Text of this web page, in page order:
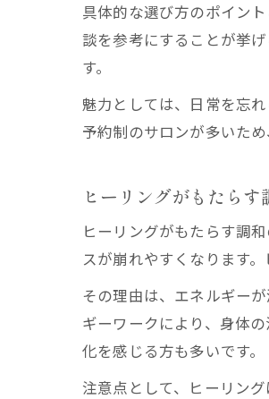
具体的な選び方のポイン
談を参考にすることが挙
す。
魅力としては、日常を忘
予約制のサロンが多いた
ヒーリングがもたら
ヒーリングがもたらす調
スが崩れやすくなります
その理由は、エネルギー
ギーワークにより、身体
化を感じる方も多いです。
注意点として、ヒーリン